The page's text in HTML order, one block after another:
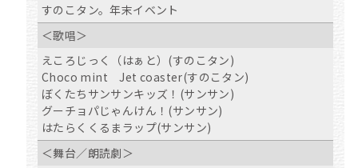
すのこタン。年末イベント
＜歌唱＞
えころじっく（はぁと）(すのこタン)
Choco mint Jet coaster(すのこタン)
ぼくたちサンサンキッズ！(サンサン)
グーチョパじゃんけん！(サンサン)
はたらくくるまラップ(サンサン)
＜舞台／朗読劇＞